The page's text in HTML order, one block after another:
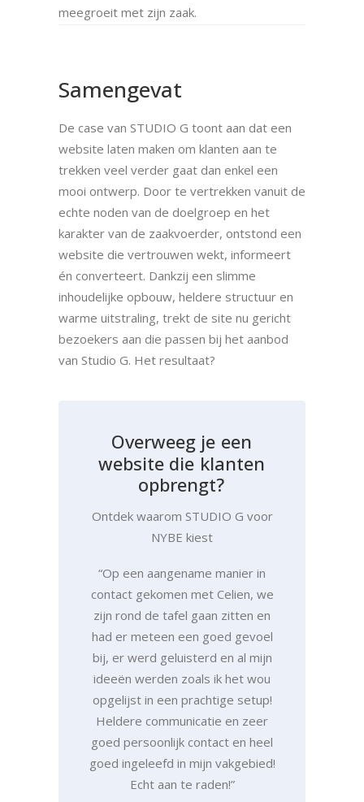
meegroeit met zijn zaak.
Samengevat
De case van STUDIO G toont aan dat een
website laten maken om klanten aan te
trekken veel verder gaat dan enkel een
mooi ontwerp. Door te vertrekken vanuit de
echte noden van de doelgroep en het
karakter van de zaakvoerder, ontstond een
website die vertrouwen wekt, informeert
én converteert. Dankzij een slimme
inhoudelijke opbouw, heldere structuur en
warme uitstraling, trekt de site nu gericht
bezoekers aan die passen bij het aanbod
van Studio G. Het resultaat?
Overweeg je een
website die klanten
opbrengt?
Ontdek waarom STUDIO G voor
NYBE kiest
“Op een aangename manier in
contact gekomen met Celien, we
zijn rond de tafel gaan zitten en
had er meteen een goed gevoel
bij, er werd geluisterd en al mijn
ideeën werden zoals ik het wou
opgelijst in een prachtige setup!
Heldere communicatie en zeer
goed persoonlijk contact en heel
goed ingeleefd in mijn vakgebied!
Echt aan te raden!”